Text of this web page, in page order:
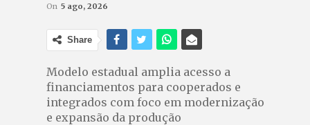
On 5 ago, 2026
Share
Modelo estadual amplia acesso a
financiamentos para cooperados e
integrados com foco em modernização
e expansão da produção